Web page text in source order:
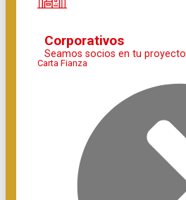
Corporativos
Seamos socios en tu proyecto
Carta Fianza